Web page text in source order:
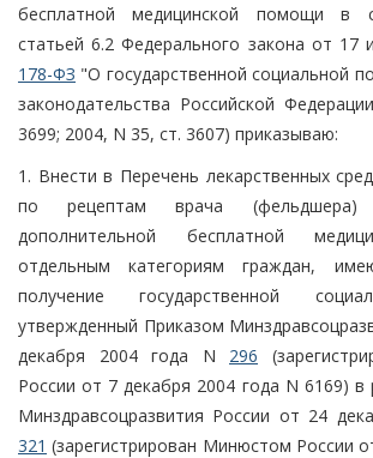
бесплатной медицинской помощи в
статьей 6.2 Федерального закона от 17
178-ФЗ "О государственной социальной
законодательства Российской
3699; 2004, N 35, ст. 3607) приказываю:
1. Внести в Перечень лекарственных
по рецептам врача (фельдшера)
дополнительной бесплатной
отдельным категориям граждан,
получение государственной
утвержденный Приказом
декабря 2004 года N 296
России от 7 декабря 2004 года N 6169) в
Минздравсоцразвития России от 24
321 (зарегистрирован Минюстом России